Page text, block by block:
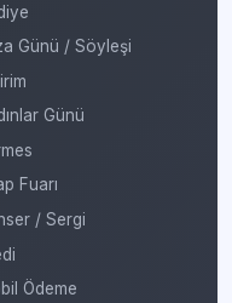
Günü / Söyleşi
Günü
Fuarı
/ Sergi
Ödeme